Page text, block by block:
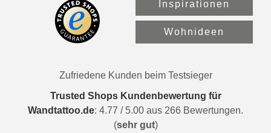
Inspirationen
Wohnideen
Zufriedene Kunden beim Testsieger
Trusted Shops Kundenbewertung für
Wandtattoo.de: 4.77 / 5.00 aus 266 Bewertungen.
(sehr gut)